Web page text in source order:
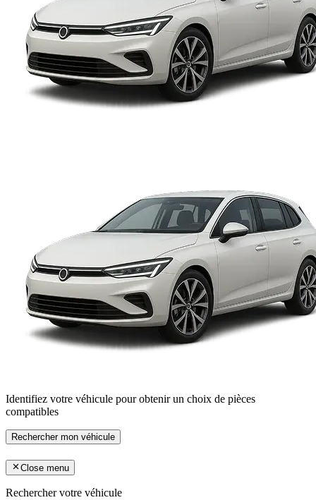
Identifiez votre véhicule pour obtenir un choix de pièces
compatibles
Rechercher mon véhicule
Close menu
Rechercher votre véhicule